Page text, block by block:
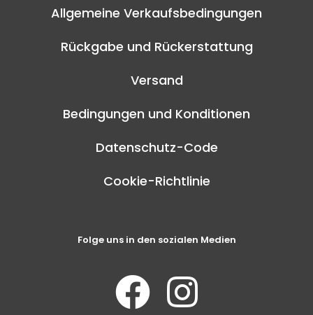
Allgemeine Verkaufsbedingungen
Rückgabe und Rückerstattung
Versand
Bedingungen und Konditionen
Datenschutz-Code
Cookie-Richtlinie
Folge uns in den sozialen Medien